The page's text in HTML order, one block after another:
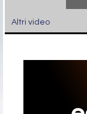
Altri video